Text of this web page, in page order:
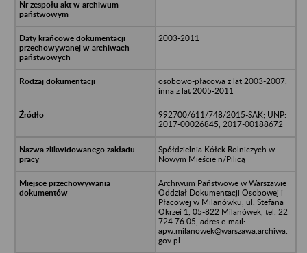
2003-2011
osobowo-płacowa z lat 2003-2007,
inna z lat 2005-2011
992700/611/748/2015-SAK; UNP:
2017-00026845, 2017-00188672
Spółdzielnia Kółek Rolniczych w
Nowym Mieście n/Pilicą
Archiwum Państwowe w Warszawie
Oddział Dokumentacji Osobowej i
Płacowej w Milanówku, ul. Stefana
Okrzei 1, 05-822 Milanówek, tel. 22
724 76 05, adres e-mail:
apw.milanowek@warszawa.archiwa.
gov.pl